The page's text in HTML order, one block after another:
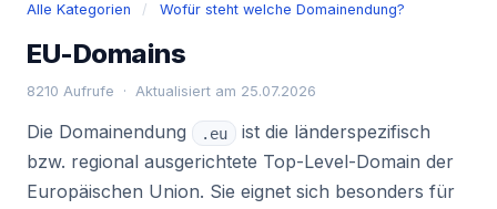
Alle Kategorien / Wofür steht welche Domainendung?
EU-Domains
8210 Aufrufe · Aktualisiert am 25.07.2026
Die Domainendung .eu
ist die länderspezifisch
bzw. regional ausgerichtete Top-Level-Domain der
Europäischen Union. Sie eignet sich besonders für